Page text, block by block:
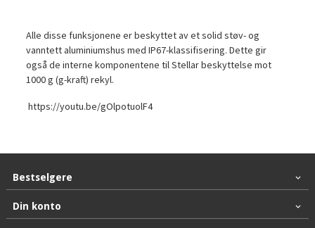
Alle disse funksjonene er beskyttet av et solid støv- og
vanntett aluminiumshus med IP67-klassifisering. Dette gir
også de interne komponentene til Stellar beskyttelse mot
1000 g (g-kraft) rekyl.
https://youtu.be/gOlpotuolF4
Bestselgere
Din konto